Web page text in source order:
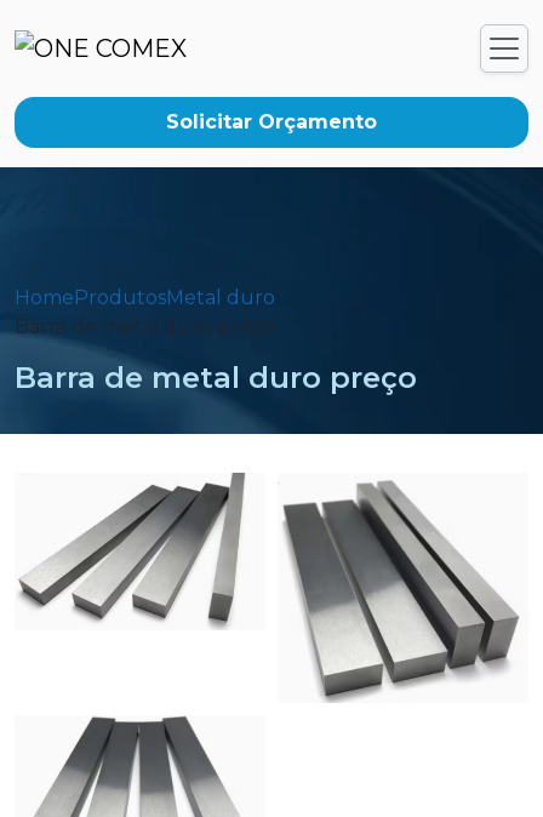
Solicitar Orçamento
Home ProdutosMetal duro
Barra de metal duro preço
Barra de metal duro preço